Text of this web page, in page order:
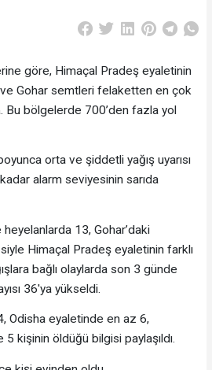
göre, Himaçal Pradeş eyaletinin
Gohar semtleri felaketten en çok
Bu bölgelerde 700’den fazla yol
orta ve şiddetli yağış uyarısı
alarm seviyesinin sarıda
13, Gohar’daki
Himaçal Pradeş eyaletinin farklı
bağlı olaylarda son 3 günde
36'ya yükseldi.
Odisha eyaletinde en az 6,
kişinin öldüğü bilgisi paylaşıldı.